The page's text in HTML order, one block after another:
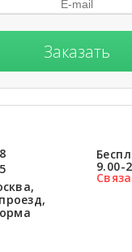
Заказать
9.00-